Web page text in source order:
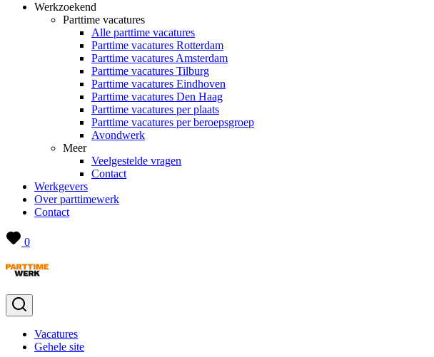
Werkzoekend
Parttime vacatures
Alle parttime vacatures
Parttime vacatures Rotterdam
Parttime vacatures Amsterdam
Parttime vacatures Tilburg
Parttime vacatures Eindhoven
Parttime vacatures Den Haag
Parttime vacatures per plaats
Parttime vacatures per beroepsgroep
Avondwerk
Meer
Veelgestelde vragen
Contact
Werkgevers
Over parttimewerk
Contact
0
Vacatures
Gehele site